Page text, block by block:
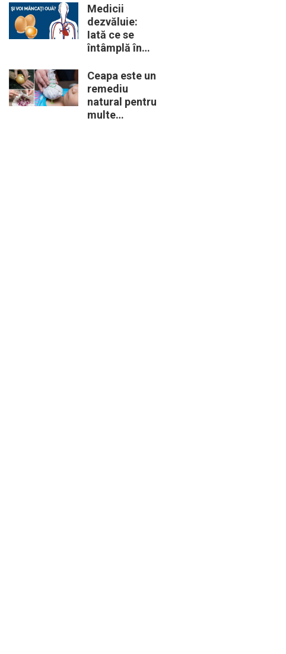
periculoase
erau unele
„obiceiuri” ale
vremii
Medicii
dezvăluie:
Iată ce se
întâmplă în
când începem
să mâncăm
câte două
ouă în fiecare
Ceapa este un
remediu
natural pentru
multe